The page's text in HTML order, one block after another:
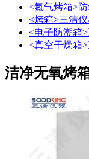
<氮气烤箱>
<烤箱>三清
<电子防潮箱
<真空干燥箱
洁净无氧烤